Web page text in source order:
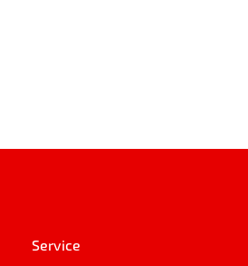
Service